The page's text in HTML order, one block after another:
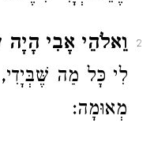
2 וֵאלֹהֵי אָבִי הָיָה
לִי כָּל מַה
מְאוּמָה: